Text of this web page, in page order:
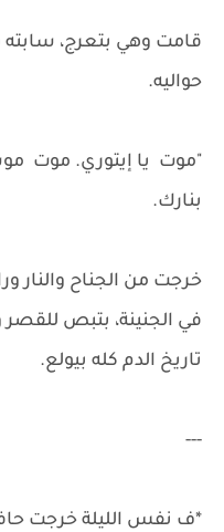
قامت وهي بتعرج، سابته
حواليه.
"موت يا إيتوري. موت
بنارك.
خرجت من الجناح والنار
في الجنينة، بتبص
تاريخ الدم كله بيولع.
---
*ف نفس الليلة خرجت